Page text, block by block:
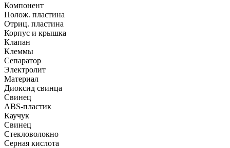
Компонент
Полож. пластина
Отриц. пластина
Корпус и крышка
Клапан
Клеммы
Сепаратор
Электролит
Материал
Диоксид свинца
Свинец
ABS-пластик
Каучук
Свинец
Стекловолокно
Серная кислота